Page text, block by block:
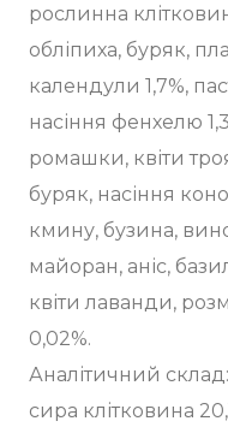
рослинна
обліпиха, буряк,
календули 1,7%,
насіння фенхелю
ромашки, квіти
буряк, насіння
кмину, бузина,
майоран, аніс,
квіти лаванди,
0,02%.
Аналітичний склад:
сира клітковина